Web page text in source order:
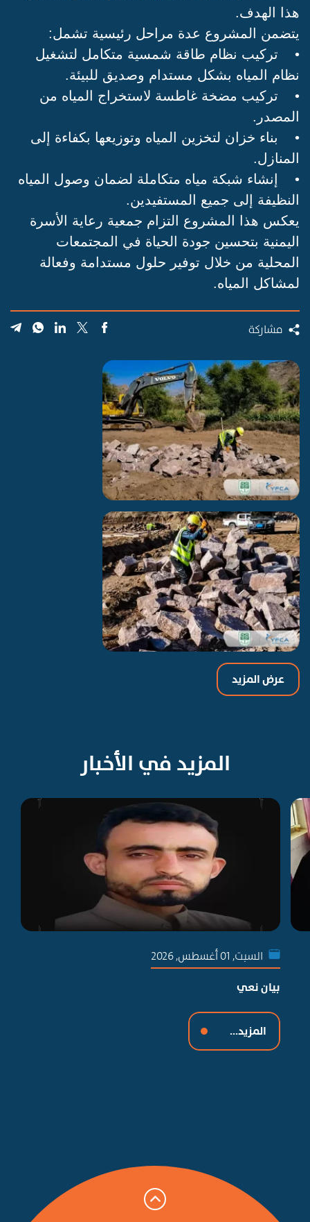
هذا الهدف.
يتضمن المشروع عدة مراحل رئيسية تشمل:
• تركيب نظام طاقة شمسية متكامل لتشغيل
نظام المياه بشكل مستدام وصديق للبيئة.
• تركيب مضخة غاطسة لاستخراج المياه من
المصدر.
• بناء خزان لتخزين المياه وتوزيعها بكفاءة إلى
المنازل.
• إنشاء شبكة مياه متكاملة لضمان وصول المياه
النظيفة إلى جميع المستفيدين.
يعكس هذا المشروع التزام جمعية رعاية الأسرة
اليمنية بتحسين جودة الحياة في المجتمعات
المحلية من خلال توفير حلول مستدامة وفعالة
لمشاكل المياه.
مشاركة
عرض المزيد
المزيد في الأخبار
السبت, 01 أغسطس, 2026
بيان نعي
المزيد...